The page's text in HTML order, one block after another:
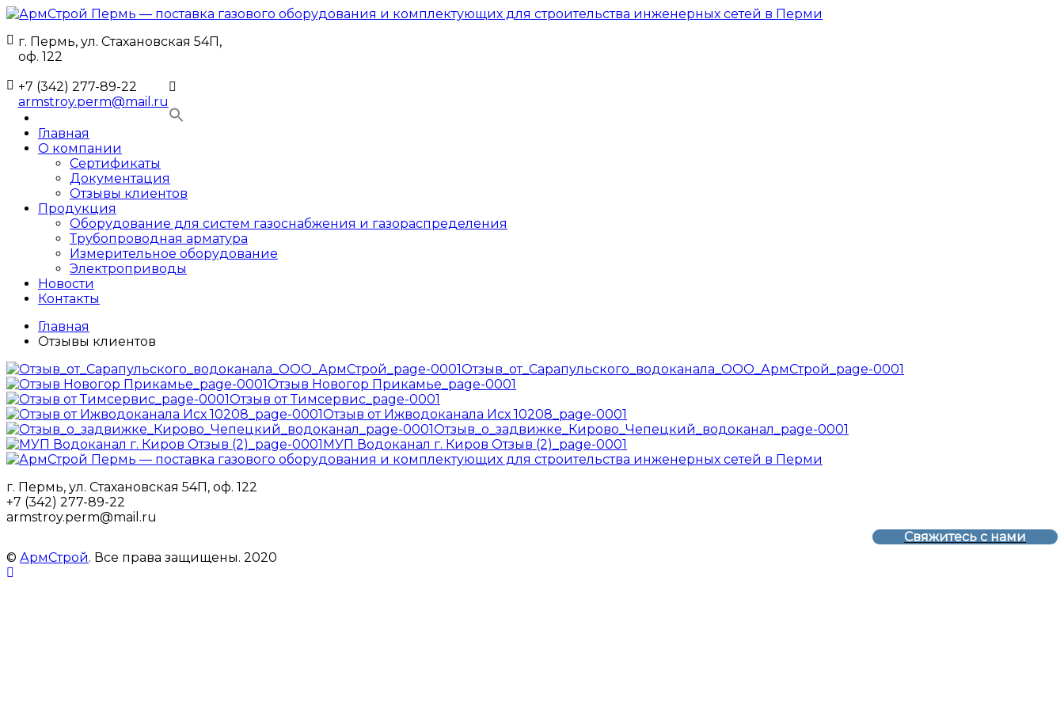
Перейти
содержимому
АрмСтрой
—
поставка
газового
оборудования
комплектующих
строительства
инженерных
сетей
Поставки
газового
оборудования
комплектующих
для
строительства
г. Пермь, ул. Стахановская 54П,
оф. 122
+7 (342) 277-89-22
armstroy.perm@mail.ru
Главная
О компании
Сертификаты
Документация
Отзывы клиентов
Продукция
Оборудование для систем газоснабжения и газораспределения
Трубопроводная арматура
Измерительное оборудование
Электроприводы
Новости
Контакты
Главная
Отзывы клиентов
Отзыв_от_Сарапульского_водоканала_ООО_АрмСтрой_page-0001
Отзыв Новогор Прикамье_page-0001
Отзыв от Тимсервис_page-0001
Отзыв от Ижводоканала Исх 10208_page-0001
Отзыв_о_задвижке_Кирово_Чепецкий_водоканал_page-0001
МУП Водоканал г. Киров Отзыв (2)_page-0001
г. Пермь, ул. Стахановская 54П, оф. 122
+7 (342) 277-89-22
armstroy.perm@mail.ru
Свяжитесь с нами
© АрмСтрой. Все права защищены. 2020